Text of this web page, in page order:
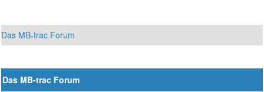
Das MB-trac Forum
Das MB-trac Forum